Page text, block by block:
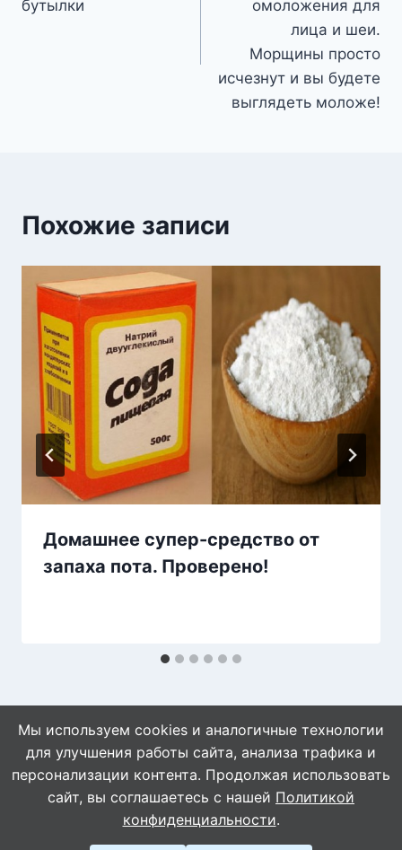
записям
бутылки
омоложения для
лица и шеи.
Морщины просто
исчезнут и вы будете
выглядеть моложе!
Похожие записи
Домашнее супер-средство от
запаха пота. Проверено!
© 2026 Naget.Ru
Мы используем cookies и аналогичные технологии
для улучшения работы сайта, анализа трафика и
персонализации контента. Продолжая использовать
сайт, вы соглашаетесь с нашей Политикой
конфиденциальности.